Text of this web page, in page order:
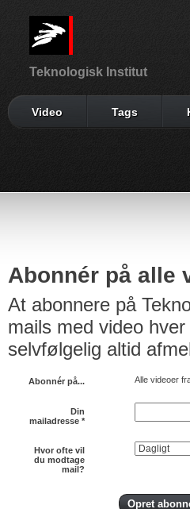
Teknologisk Institut
Video Tags
Abonnér på alle
At abonnere på
mails med video
selvfølgelig altid
Abonnér på... Alle videoer
Din
mailadresse *
Hvor ofte vil
du modtage
mail?